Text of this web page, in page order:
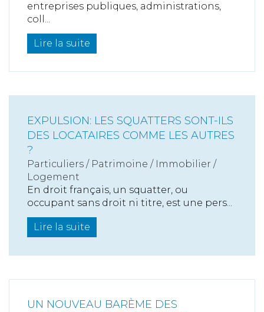
entreprises publiques, administrations,
coll...
Lire la suite
EXPULSION: LES SQUATTERS SONT-ILS
DES LOCATAIRES COMME LES AUTRES
?
Particuliers / Patrimoine / Immobilier /
Logement
En droit français, un squatter, ou
occupant sans droit ni titre, est une pers...
Lire la suite
UN NOUVEAU BARÈME DES